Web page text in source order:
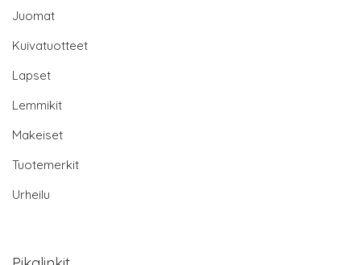
Juomat
Kuivatuotteet
Lapset
Lemmikit
Makeiset
Tuotemerkit
Urheilu